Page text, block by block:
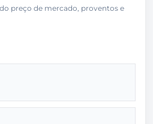
preço de mercado, proventos e